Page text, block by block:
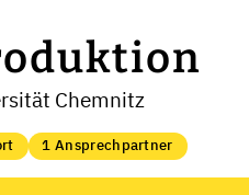
Chemnitz
1 Ansprechpartner